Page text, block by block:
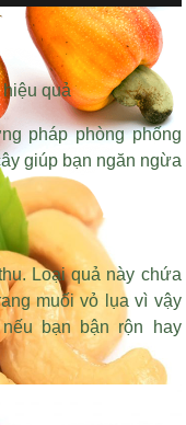
quả
pháp phòng phống
giúp bạn ngăn ngừa
Loại quả này chứa
muối vỏ lụa vì vậy
bạn bận rộn hay